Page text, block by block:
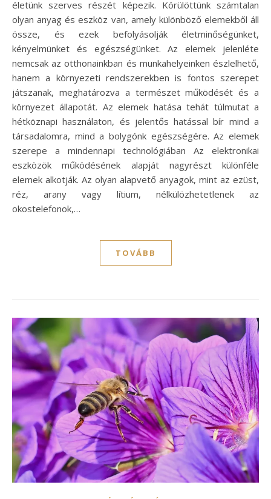
életünk szerves részét képezik. Körülöttünk számtalan
olyan anyag és eszköz van, amely különböző elemekből áll
össze, és ezek befolyásolják életminőségünket,
kényelmünket és egészségünket. Az elemek jelenléte
nemcsak az otthonainkban és munkahelyeinken észlelhető,
hanem a környezeti rendszerekben is fontos szerepet
játszanak, meghatározva a természet működését és a
környezet állapotát. Az elemek hatása tehát túlmutat a
hétköznapi használaton, és jelentős hatással bír mind a
társadalomra, mind a bolygónk egészségére. Az elemek
szerepe a mindennapi technológiában Az elektronikai
eszközök működésének alapját nagyrészt különféle
elemek alkotják. Az olyan alapvető anyagok, mint az ezüst,
réz, arany vagy lítium, nélkülözhetetlenek az
okostelefonok,…
TOVÁBB